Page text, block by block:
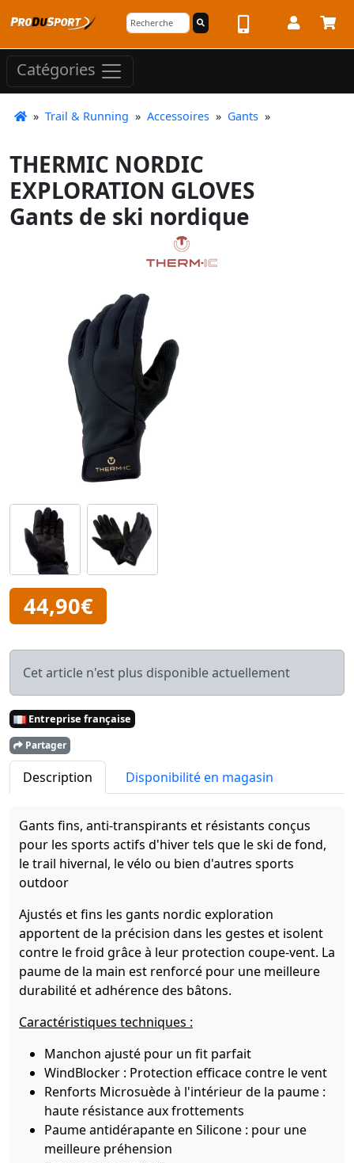
Catégories
» Trail & Running » Accessoires » Gants »
THERMIC NORDIC
EXPLORATION GLOVES
Gants de ski nordique
44,90€
Cet article n'est plus disponible actuellement
Entreprise française
Partager
Description Disponibilité en magasin
Gants fins, anti-transpirants et résistants conçus
pour les sports actifs d'hiver tels que le ski de fond,
le trail hivernal, le vélo ou bien d'autres sports
outdoor
Ajustés et fins les gants nordic exploration
apportent de la précision dans les gestes et isolent
contre le froid grâce à leur protection coupe-vent. La
paume de la main est renforcé pour une meilleure
durabilité et adhérence des bâtons.
Caractéristiques techniques :
Manchon ajusté pour un fit parfait
WindBlocker : Protection efficace contre le vent
Renforts Microsuède à l'intérieur de la paume :
haute résistance aux frottements
Paume antidérapante en Silicone : pour une
meilleure préhension